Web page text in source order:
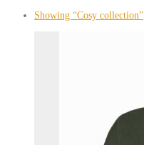
Showing “Cosy collection”